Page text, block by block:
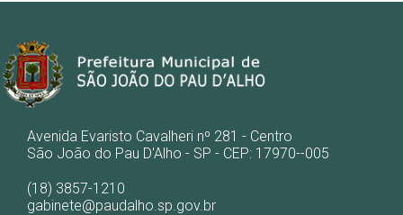
Avenida Evaristo Cavalheri nº 281 - Centro
São João do Pau D'Alho - SP - CEP: 17970--005
(18) 3857-1210
gabinete@paudalho.sp.gov.br